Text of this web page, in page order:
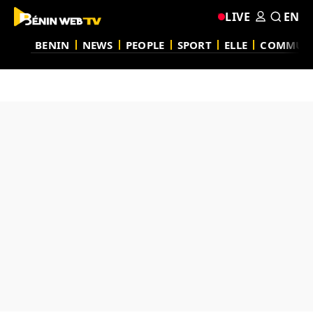
BENIN NEWS PEOPLE SPORT ELLE
LIVE EN